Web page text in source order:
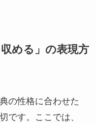
める」の表現方
の性格に合わせた
です。ここでは、